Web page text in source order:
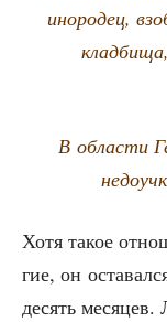
ино­ро­дец,
В обла­сти
Хотя такое
гие, он
десять